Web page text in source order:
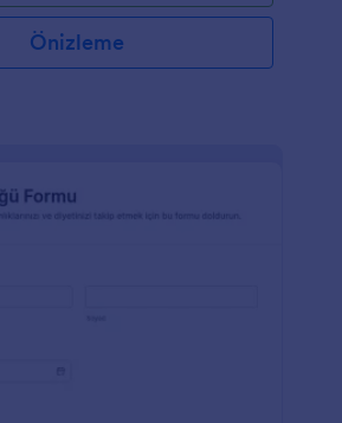
Önizleme